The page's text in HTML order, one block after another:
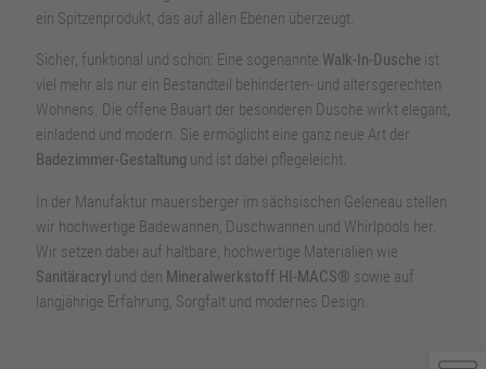
ein Spitzenprodukt, das auf allen Ebenen überzeugt.
Sicher, funktional und schön: Eine sogenannte Walk-In-Dusche ist
viel mehr als nur ein Bestandteil behinderten- und altersgerechten
Wohnens. Die offene Bauart der besonderen Dusche wirkt elegant,
einladend und modern. Sie ermöglicht eine ganz neue Art der
Badezimmer-Gestaltung und ist dabei pflegeleicht.
In der Manufaktur mauersberger im sächsischen Geleneau stellen
wir hochwertige Badewannen, Duschwannen und Whirlpools her.
Wir setzen dabei auf haltbare, hochwertige Materialien wie
Sanitäracryl und den Mineralwerkstoff HI-MACS® sowie auf
langjährige Erfahrung, Sorgfalt und modernes Design.